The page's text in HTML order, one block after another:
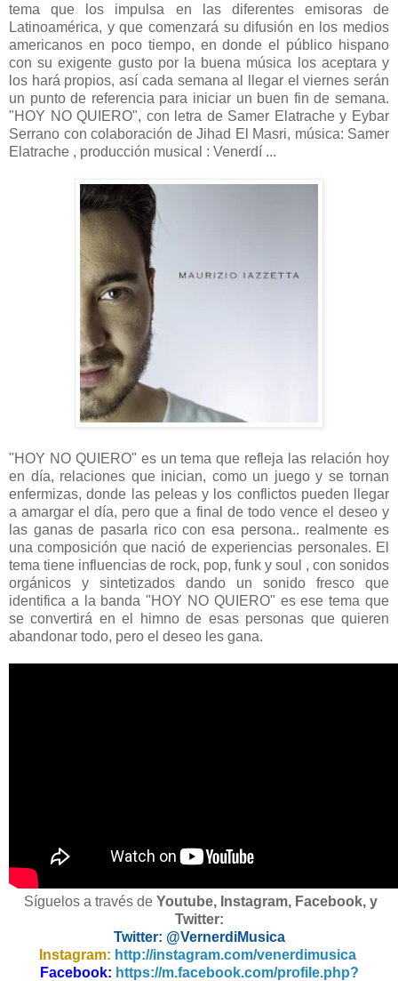
tema que los impulsa en las diferentes emisoras de
Latinoamérica, y que comenzará su difusión en los medios
americanos en poco tiempo, en donde el público hispano
con su exigente gusto por la buena música los aceptara y
los hará propios, así cada semana al llegar el viernes serán
un punto de referencia para iniciar un buen fin de semana.
"HOY NO QUIERO", con letra de Samer Elatrache y Eybar
Serrano con colaboración de Jihad El Masri, música: Samer
Elatrache , producción musical : Venerdí ...
"HOY NO QUIERO" es un tema que refleja las relación hoy
en día, relaciones que inician, como un juego y se tornan
enfermizas, donde las peleas y los conflictos pueden llegar
a amargar el día, pero que a final de todo vence el deseo y
las ganas de pasarla rico con esa persona.. realmente es
una composición que nació de experiencias personales. El
tema tiene influencias de rock, pop, funk y soul , con sonidos
orgánicos y sintetizados dando un sonido fresco que
identifica a la banda "HOY NO QUIERO" es ese tema que
se convertirá en el himno de esas personas que quieren
abandonar todo, pero el deseo les gana.
Síguelos a través de Youtube, Instagram, Facebook, y
Twitter:
Twitter: @VernerdiMusica
Instagram: http://instagram.com/venerdimusica
Facebook: https://m.facebook.com/profile.php?